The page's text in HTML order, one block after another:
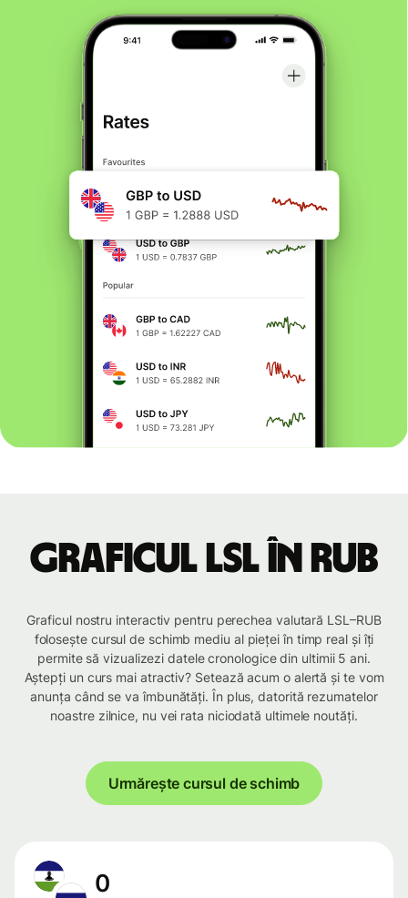
Graficul LSL în RUB
Graficul nostru interactiv pentru perechea valutară LSL–RUB
folosește cursul de schimb mediu al pieței în timp real și îți
permite să vizualizezi datele cronologice din ultimii 5 ani.
Aștepți un curs mai atractiv? Setează acum o alertă și te vom
anunța când se va îmbunătăți. În plus, datorită rezumatelor
noastre zilnice, nu vei rata niciodată ultimele noutăți.
Urmărește cursul de schimb
0